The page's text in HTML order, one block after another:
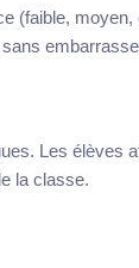
(faible,
Les élèves
la classe.